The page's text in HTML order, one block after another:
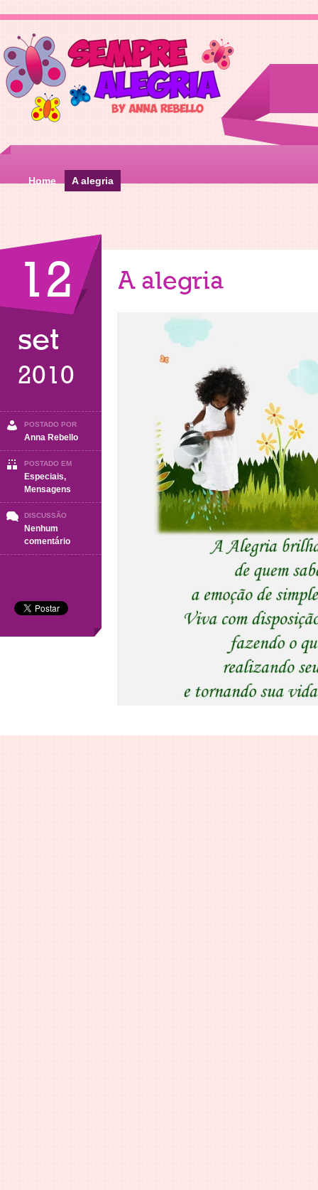
Home A alegria
12
set
2010
POSTADO POR
Anna Rebello
POSTADO EM
Especiais,
Mensagens
DISCUSSÃO
Nenhum
comentárioem
A
A alegria